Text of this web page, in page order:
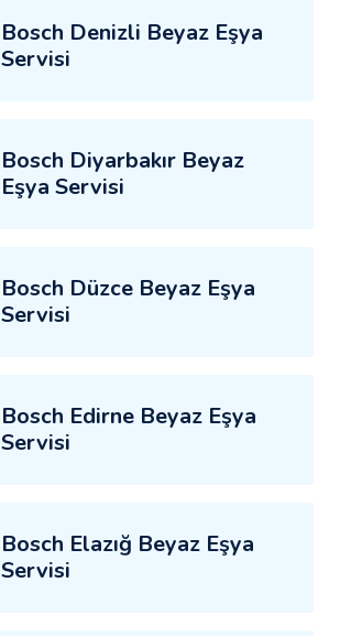
Bosch Denizli Beyaz Eşya
Servisi
Bosch Diyarbakır Beyaz
Eşya Servisi
Bosch Düzce Beyaz Eşya
Servisi
Bosch Edirne Beyaz Eşya
Servisi
Bosch Elazığ Beyaz Eşya
Servisi